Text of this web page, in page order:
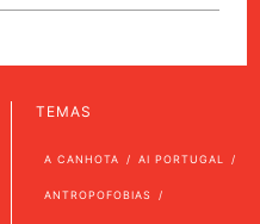
TEMAS
A CANHOTA AI PORTUGAL
ANTROPOFOBIAS